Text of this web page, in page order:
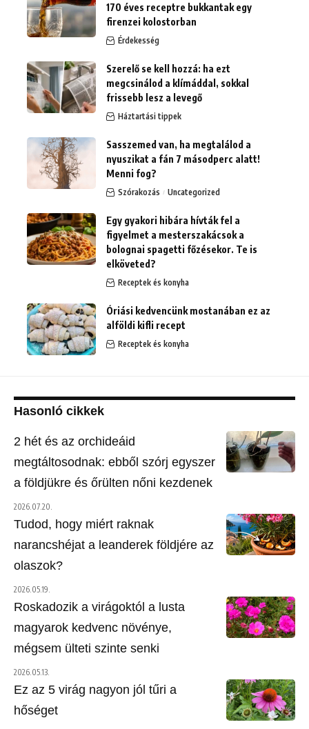
170 éves receptre bukkantak egy
firenzei kolostorban
Érdekesség
Szerelő se kell hozzá: ha ezt
megcsinálod a klímáddal, sokkal
frissebb lesz a levegő
Háztartási tippek
Sasszemed van, ha megtalálod a
nyuszikat a fán 7 másodperc alatt!
Menni fog?
Szórakozás Uncategorized
Egy gyakori hibára hívták fel a
figyelmet a mesterszakácsok a
bolognai spagetti főzésekor. Te is
elköveted?
Receptek és konyha
Óriási kedvencünk mostanában ez az
alföldi kifli recept
Receptek és konyha
Hasonló cikkek
2 hét és az orchideáid
megtáltosodnak: ebből szórj egyszer
a földjükre és őrülten nőni kezdenek
2026.07.20.
Tudod, hogy miért raknak
narancshéjat a leanderek földjére az
olaszok?
2026.05.19.
Roskadozik a virágoktól a lusta
magyarok kedvenc növénye,
mégsem ülteti szinte senki
2026.05.13.
Ez az 5 virág nagyon jól tűri a
hőséget